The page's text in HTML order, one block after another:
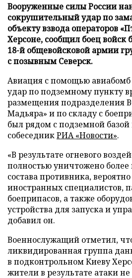
Вооруженные силы России
сокрушительный удар по
объекту взвода операторов
Херсоне, сообщил боец войск
18-й общевойсковой армии
с позывным Северск.
Авиация с помощью
удар по подземному пункту
размещения подразделения
Мадьяра» и по складу с
был рядом с подземной базой
собеседникРИА «Новости».
«В результате огневого
полностью уничтожено более
состава противника,
иностранных специалистов,
боеприпасов, а также
устройства для запуска и
добавил он.
Военнослужащий отметил,
ликвидированная группа
в подконтрольном Киеву
жители в результате атаки